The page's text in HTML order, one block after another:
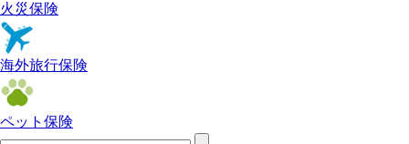
火災保険
海外旅行保険
ペット保険